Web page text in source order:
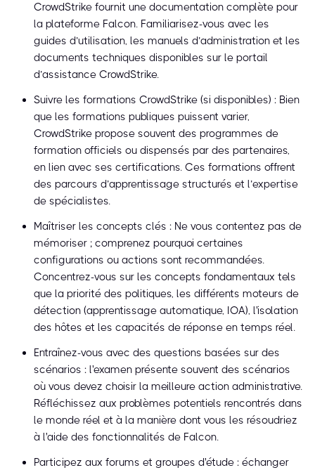
CrowdStrike fournit une documentation complète pour
la plateforme Falcon. Familiarisez-vous avec les
guides d’utilisation, les manuels d’administration et les
documents techniques disponibles sur le portail
d’assistance CrowdStrike.
Suivre les formations CrowdStrike (si disponibles) : Bien
que les formations publiques puissent varier,
CrowdStrike propose souvent des programmes de
formation officiels ou dispensés par des partenaires,
en lien avec ses certifications. Ces formations offrent
des parcours d’apprentissage structurés et l’expertise
de spécialistes.
Maîtriser les concepts clés : Ne vous contentez pas de
mémoriser ; comprenez pourquoi certaines
configurations ou actions sont recommandées.
Concentrez-vous sur les concepts fondamentaux tels
que la priorité des politiques, les différents moteurs de
détection (apprentissage automatique, IOA), l'isolation
des hôtes et les capacités de réponse en temps réel.
Entraînez-vous avec des questions basées sur des
scénarios : l'examen présente souvent des scénarios
où vous devez choisir la meilleure action administrative.
Réfléchissez aux problèmes potentiels rencontrés dans
le monde réel et à la manière dont vous les résoudriez
à l'aide des fonctionnalités de Falcon.
Participez aux forums et groupes d'étude : échanger